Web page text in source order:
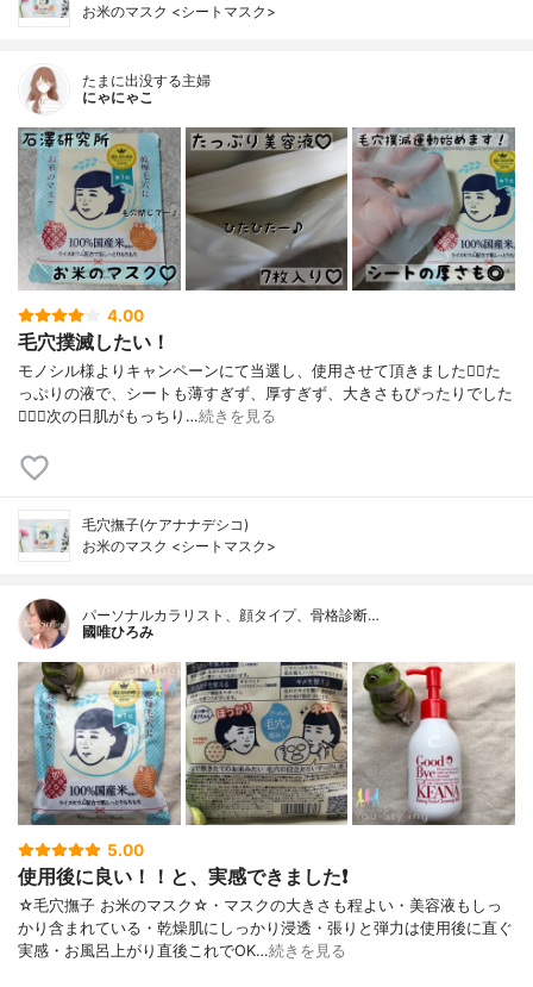
お米のマスク <シートマスク>
たまに出没する主婦
にゃにゃこ
4.00
毛穴撲滅したい！
モノシル様よりキャンペーンにて当選し、使用させて頂きました🙇‍♀️た
っぷりの液で、シートも薄すぎず、厚すぎず、大きさもぴったりでした
🙆🏻‍♀️次の日肌がもっちり…続きを見る
毛穴撫子(ケアナナデシコ)
お米のマスク <シートマスク>
パーソナルカラリスト、顔タイプ、骨格診断…
國唯ひろみ
5.00
使用後に良い！！と、実感できました❗
☆毛穴撫子 お米のマスク☆・マスクの大きさも程よい・美容液もしっ
かり含まれている・乾燥肌にしっかり浸透・張りと弾力は使用後に直ぐ
実感・お風呂上がり直後これでOK…続きを見る